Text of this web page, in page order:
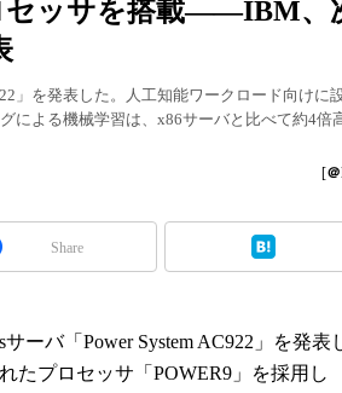
セッサを搭載――IBM、
」を発表した。人工知能ワークロード向けに
による機械学習は、x86サーバと比べて約4倍
[
Share
ーバ「Power System AC922」を発表
たプロセッサ「POWER9」を採用し